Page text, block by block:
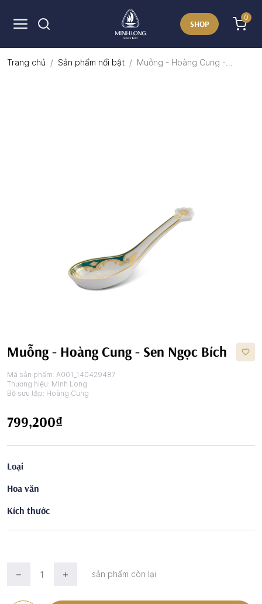
SHOP
0
Trang chủ Sản phẩm nổi bật Muỗng - Hoàng Cung -...
Muỗng - Hoàng Cung - Sen Ngọc Bích
Mã sản phẩm: A001_140429487
Thương hiệu: Minh Long
Bộ sưu tập: Hoàng Cung
799,200₫
Loại
Hoa văn
Kích thước
sản phẩm còn lại